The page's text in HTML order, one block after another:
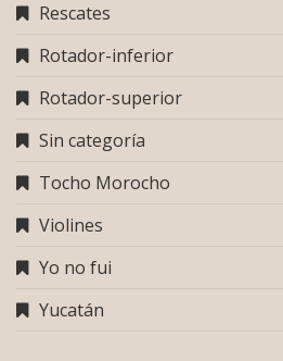
Rescates
Rotador-inferior
Rotador-superior
Sin categoría
Tocho Morocho
Violines
Yo no fui
Yucatán